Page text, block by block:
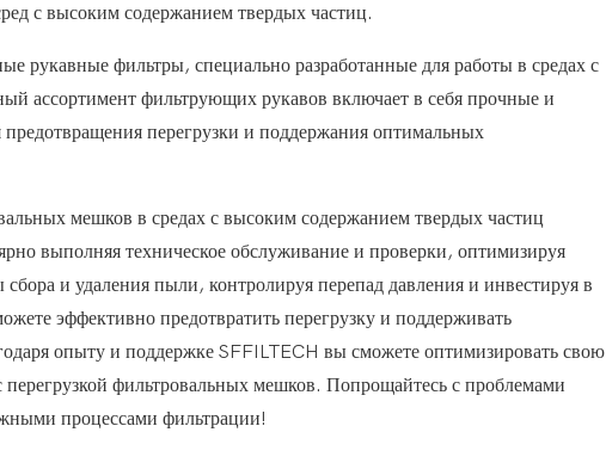
с высоким содержанием твердых частиц.
рукавные фильтры, специально разработанные для работы в средах с
ассортимент фильтрующих рукавов включает в себя прочные и
перегрузки и поддержания оптимальных
мешков в средах с высоким содержанием твердых частиц
выполняя техническое обслуживание и проверки, оптимизируя
и удаления пыли, контролируя перепад давления и инвестируя в
эффективно предотвратить перегрузку и поддерживать
опыту и поддержке SFFILTECH вы сможете оптимизировать свою
перегрузкой фильтровальных мешков. Попрощайтесь с проблемами
процессами фильтрации!